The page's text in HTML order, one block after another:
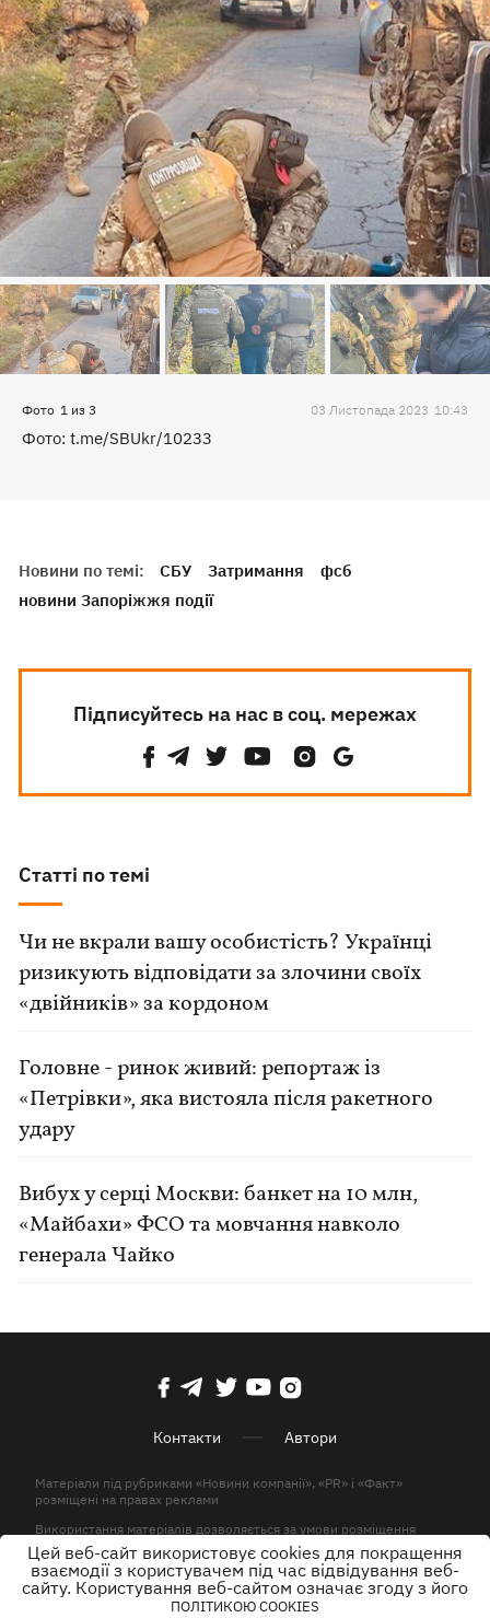
Фото 1 из 3 03 Листопада 2023 10:43
Фото: t.me/SBUkr/10233
Новини по темі: СБУ Затримання
фсб
новини Запоріжжя події
Підписуйтесь на нас в соц. мережах
Статті по темі
Чи не вкрали вашу особистість? Українці
ризикують відповідати за злочини своїх
«двійників» за кордоном
Головне - ринок живий: репортаж із
«Петрівки», яка вистояла після ракетного
удару
Вибух у серці Москви: банкет на 10 млн,
«Майбахи» ФСО та мовчання навколо
генерала Чайко
Контакти Автори
Матеріали під рубриками «Новини компанії», «PR» і «Факт»
розміщені на правах реклами
Використання матеріалів дозволяється за умови розміщення
активного гіперпосилання на KP.UA в першому абзаці.
© ТОВ «ЮЛАВ МЕДІА» 2026. Всі права захищені.
Цей веб-сайт використовує cookies для покращення
взаємодії з користувачем під час відвідування веб-
сайту. Користування веб-сайтом означає згоду з його
ПОЛІТИКОЮ COOKIES